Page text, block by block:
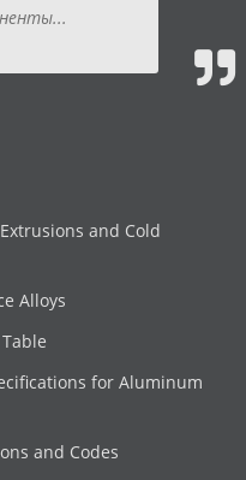
and Cold
Alloys
for Aluminum
and Codes